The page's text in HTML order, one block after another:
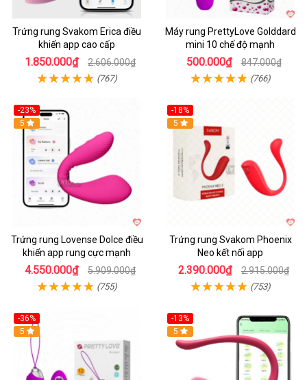
Trứng rung Svakom Erica điều
khiển app cao cấp
1.850.000₫ 2.606.000₫
(767)
Máy rung PrettyLove Golddard
mini 10 chế độ mạnh
500.000₫ 847.000₫
(766)
-23%
Hot
5
Trứng rung Lovense Dolce điều
khiển app rung cực mạnh
4.550.000₫ 5.909.000₫
(755)
-18%
Hot
5
Trứng rung Svakom Phoenix
Neo kết nối app
2.390.000₫ 2.915.000₫
(753)
-36%
5
-13%
Hot
5